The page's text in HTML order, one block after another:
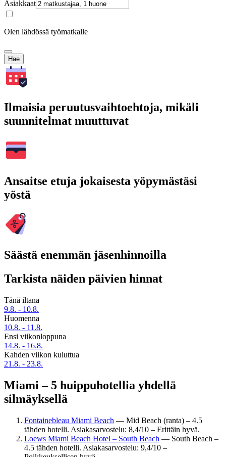
Asiakkaat
Olen lähdössä työmatkalle
Hae
Ilmaisia peruutusvaihtoehtoja, mikäli
suunnitelmat muuttuvat
Ansaitse etuja jokaisesta yöpymästäsi
yöstä
Säästä enemmän jäsenhinnoilla
Tarkista näiden päivien hinnat
Tänä iltana
9.8. - 10.8.
Huomenna
10.8. - 11.8.
Ensi viikonloppuna
14.8. - 16.8.
Kahden viikon kuluttua
21.8. - 23.8.
Miami – 5 huippuhotellia yhdellä
silmäyksellä
Fontainebleau Miami Beach — Mid Beach (ranta) – 4.5
tähden hotelli. Asiakasarvostelu: 8,4/10 – Erittäin hyvä.
Loews Miami Beach Hotel – South Beach — South Beach –
4.5 tähden hotelli. Asiakasarvostelu: 9,4/10 –